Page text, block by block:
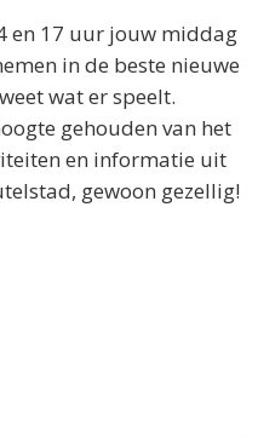
en 17 uur jouw middag
in de beste nieuwe
wat er speelt.
gehouden van het
en informatie uit
gewoon gezellig!